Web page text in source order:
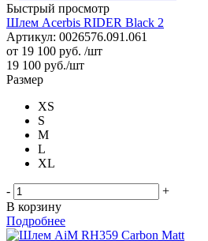
Быстрый просмотр
Шлем Acerbis RIDER Black 2
Артикул: 0026576.091.061
от 19 100 руб. /шт
19 100 руб./шт
Размер
XS
S
M
L
XL
-
+
В корзину
Подробнее